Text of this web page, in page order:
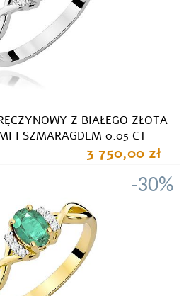
Z BIAŁEGO ZŁOTA
I SZMARAGDEM 0.05 CT
3 750,00 zł
-30%